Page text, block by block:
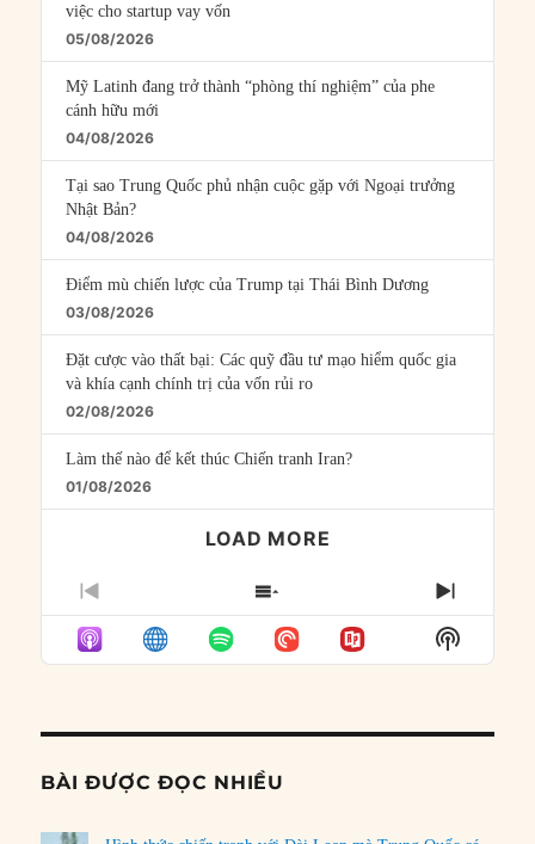
việc cho startup vay vốn
05/08/2026
Mỹ Latinh đang trở thành “phòng thí nghiệm” của phe
cánh hữu mới
04/08/2026
Tại sao Trung Quốc phủ nhận cuộc gặp với Ngoại trưởng
Nhật Bản?
04/08/2026
Điểm mù chiến lược của Trump tại Thái Bình Dương
03/08/2026
Đặt cược vào thất bại: Các quỹ đầu tư mạo hiểm quốc gia
và khía cạnh chính trị của vốn rủi ro
02/08/2026
Làm thế nào để kết thúc Chiến tranh Iran?
01/08/2026
LOAD MORE
PREVIOUS
EPISODE
SHOW
EPISODES
LIST
NEXT
Show
Podcast
BÀI ĐƯỢC ĐỌC NHIỀU